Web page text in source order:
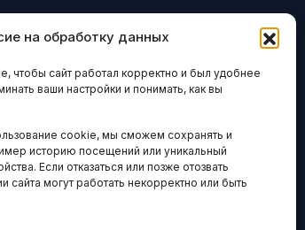
на обработку данных
чтобы сайт работал корректно и был удобнее
ваши настройки и понимать, как вы
cookie, мы сможем сохранять и
историю посещений или уникальный
Если отказаться или позже отозвать
сайта могут работать некорректно или быть
ARTICLES IN
ENGLISH
НАВИГАЦИЯ
Архив материалов